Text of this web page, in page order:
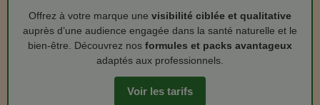
Offrez à votre marque une visibilité ciblée et qualitative
auprès d’une audience engagée dans la santé naturelle et le
bien‑être. Découvrez nos formules et packs avantageux
adaptés aux professionnels.
Voir les tarifs